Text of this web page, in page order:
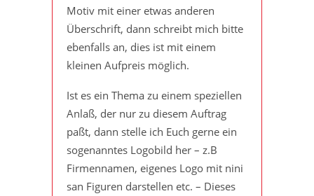
Motiv mit einer etwas anderen
Überschrift, dann schreibt mich bitte
ebenfalls an, dies ist mit einem
kleinen Aufpreis möglich.
Ist es ein Thema zu einem speziellen
Anlaß, der nur zu diesem Auftrag
paßt, dann stelle ich Euch gerne ein
sogenanntes Logobild her – z.B
Firmennamen, eigenes Logo mit nini
san Figuren darstellen etc. – Dieses